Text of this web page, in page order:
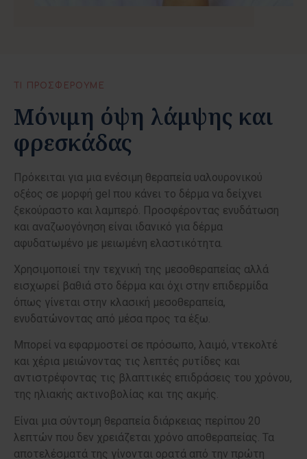
ΤΙ ΠΡΟΣΦΕΡΟΥΜΕ
Mόνιμη όψη λάμψης και
φρεσκάδας
Πρόκειται για μια ενέσιμη θεραπεία υαλουρονικού
οξέος σε μορφή gel που κάνει το δέρμα να δείχνει
ξεκούραστο και λαμπερό. Προσφέροντας ενυδάτωση
και αναζωογόνηση είναι ιδανικό για δέρμα
αφυδατωμένο με μειωμένη ελαστικότητα.
Χρησιμοποιεί την τεχνική της μεσοθεραπείας αλλά
εισχωρεί βαθιά στο δέρμα και όχι στην επιδερμίδα
όπως γίνεται στην κλασική μεσοθεραπεία,
ενυδατώνοντας από μέσα προς τα έξω.
Μπορεί να εφαρμοστεί σε πρόσωπο, λαιμό, ντεκολτέ
και χέρια μειώνοντας τις λεπτές ρυτίδες και
αντιστρέφοντας τις βλαπτικές επιδράσεις του χρόνου,
της ηλιακής ακτινοβολίας και της ακμής.
Είναι μια σύντομη θεραπεία διάρκειας περίπου 20
λεπτών που δεν χρειάζεται χρόνο αποθεραπείας. Τα
αποτελέσματά της γίνονται ορατά από την πρώτη